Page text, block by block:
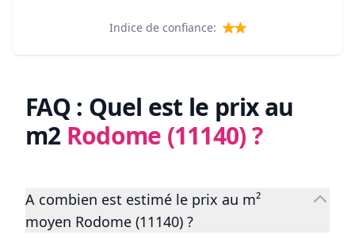
Indice de confiance:
FAQ : Quel est le prix au
m2 Rodome (11140)?
A combien est estimé le prix au m²
moyen Rodome (11140) ?